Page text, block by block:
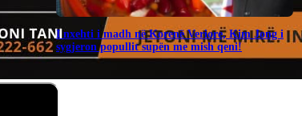
I nxehti i madh në Korenë Veriore, Kim Jong i
sygjeron popullit supën me mish qeni!